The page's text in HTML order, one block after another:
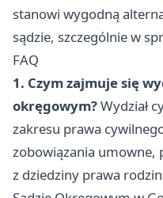
stanowi wygodną
sądzie, szczególnie w
FAQ
1. Czym zajmuje się
okręgowym?Wydział
zakresu prawa
zobowiązania umowne,
z dziedziny prawa